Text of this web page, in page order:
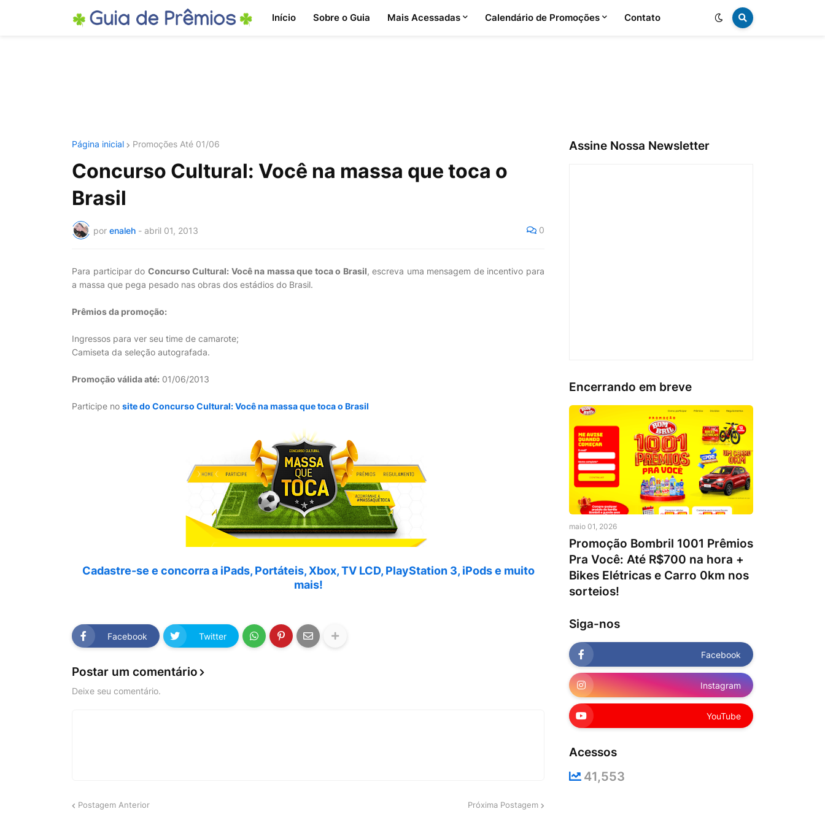
Início Sobre o Guia Mais Acessadas Calendário de Promoções Contato
Página inicial Promoções Até 01/06
Concurso Cultural: Você na massa que toca o
Brasil
por enaleh - abril 01, 2013 0
Para participar do Concurso Cultural: Você na massa que toca o Brasil, escreva uma mensagem de incentivo para
a massa que pega pesado nas obras dos estádios do Brasil.
Prêmios da promoção:
Ingressos para ver seu time de camarote;
Camiseta da seleção autografada.
Promoção válida até: 01/06/2013
Participe no site do Concurso Cultural: Você na massa que toca o Brasil
Cadastre-se e concorra a iPads, Portáteis, Xbox, TV LCD, PlayStation 3, iPods e muito
mais!
Facebook Twitter
Postar um comentário
Deixe seu comentário.
Postagem Anterior Próxima Postagem
Assine Nossa Newsletter
Encerrando em breve
maio 01, 2026
Promoção Bombril 1001 Prêmios
Pra Você: Até R$700 na hora +
Bikes Elétricas e Carro 0km nos
sorteios!
Siga-nos
Facebook
Instagram
YouTube
Acessos
41,553